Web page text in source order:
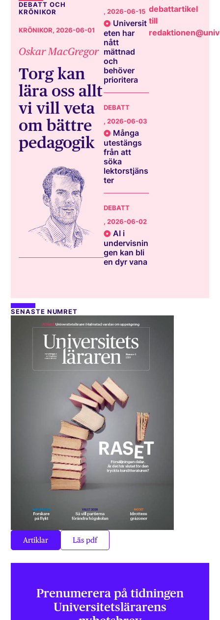
DEBATT OCH
KRÖNIKOR
KRÖNIKOR, 2026-06-01
Oskar MacGregor
Torg kan
lära oss allt
vi vill veta
om bättre
pedagogik
, 2026-06-15
Universit
eten har
nått
mättnad
och
behöver
prioritera
DEBATT
, 2026-06-03
Många
utestängs
från att
söka
lektorstjäns
ter
DEBATT
, 2026-06-02
AI i
undervisnin
gen kan bli
en dyr vana
debattartikel
till
SENASTE NUMRET
Artiklar Läs pdf
Prenumerera på tidningen
Universitets­lärarens